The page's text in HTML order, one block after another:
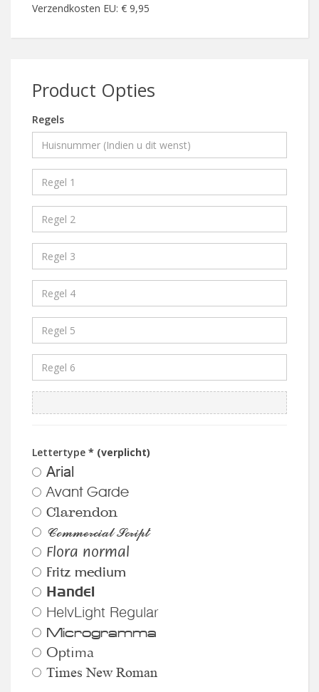
Verzendkosten EU: € 9,95
Product Opties
Regels
Lettertype * (verplicht)
Arial
Avant Garde
Clarendon
Commercial Script
Flora normal
Fritz medium
Handel
HelvLight Regular
Microgramma
Optima
Times New Roman